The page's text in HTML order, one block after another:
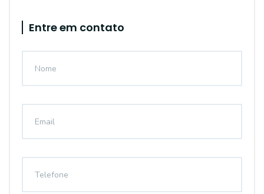
Entre em contato